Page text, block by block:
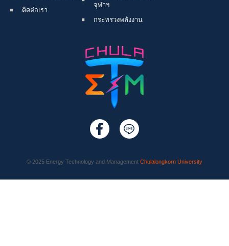
ติดต่อเรา
จุฬาฯ
กระทรวงพลังงาน
© 2025 Energy Technology and Management Chulalongkorn University